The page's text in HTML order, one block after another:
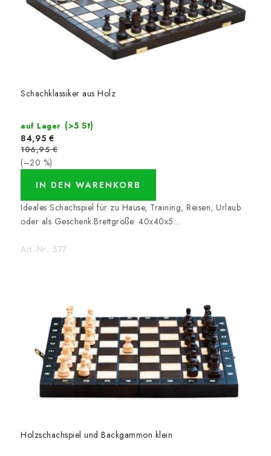
Schachklassiker aus Holz
auf Lager (>5 St)
84,95 €
106,95 €
(–20 %)
IN DEN WARENKORB
Ideales Schachspiel für zu Hause, Training, Reisen, Urlaub
oder als Geschenk.Brettgröße: 40x40x5...
Art.-Nr.: 377
Holzschachspiel und Backgammon klein